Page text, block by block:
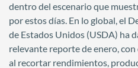
dentro del escenario que
por estos días. En lo global, el
de Estados Unidos (USDA) ha
relevante reporte de enero,
al recortar rendimientos,